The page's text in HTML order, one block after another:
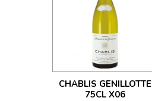
CHABLIS GENILLOTTE
75CL X06